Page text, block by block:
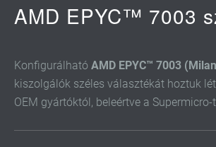
AMD EPYC™ 7003
Konfigurálható AMD EPYC™ 7003
kiszolgálók széles választékát hoztuk
OEM gyártóktól, beleértve a Supermicro-